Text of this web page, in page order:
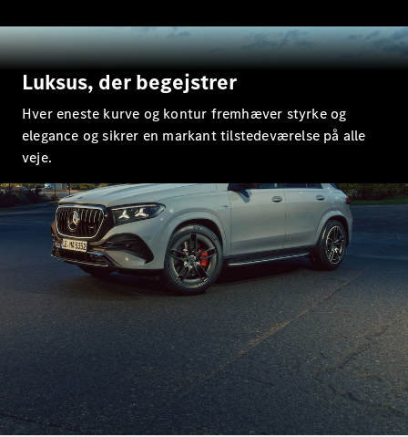
E-Klasse
Sedan
S-Klasse
Lang
Mercedes-
Maybach S-
Klasse
Konfigurator
Mercedes-
Benz Online
Showroom
SUV
Alle SUVs
EQS
Elektrisk
Luksus, der begejstrer
Hver eneste kurve og kontur fremhæver styrke og
elegance og sikrer en markant tilstedeværelse på alle
veje.